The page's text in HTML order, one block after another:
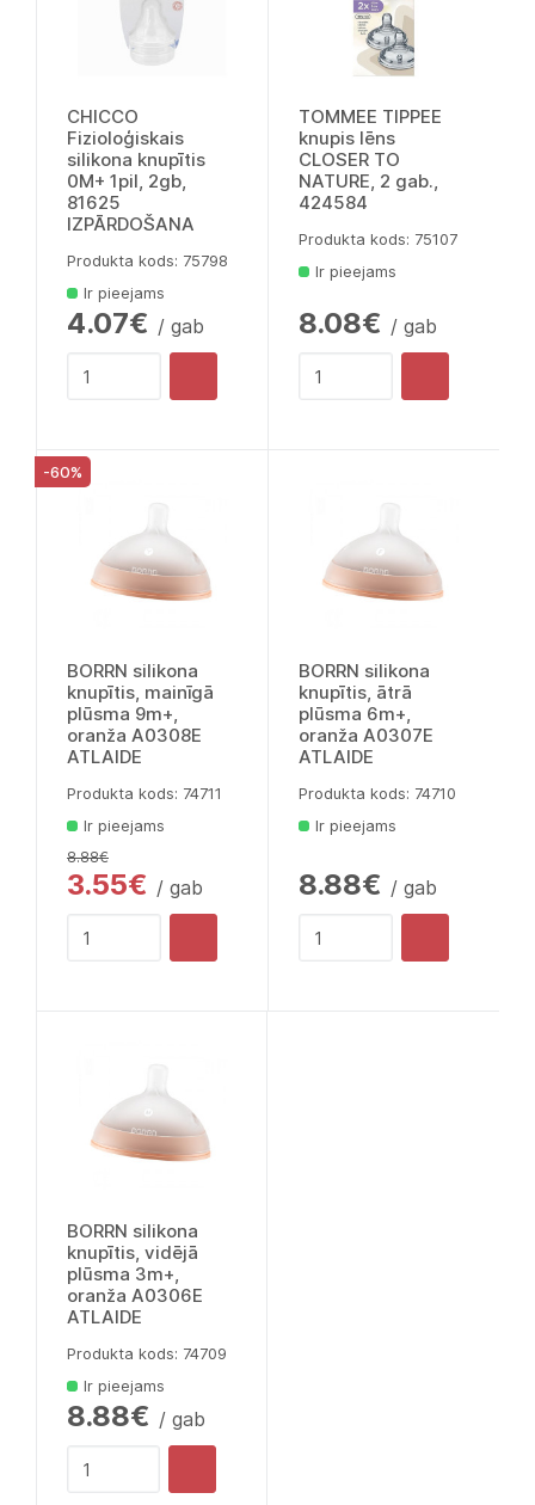
CHICCO
Fizioloģiskais
silikona knupītis
0M+ 1pil, 2gb,
81625
IZPĀRDOŠANA
Produkta kods: 75798
Ir pieejams
4.07€ / gab
TOMMEE TIPPEE
knupis lēns
CLOSER TO
NATURE, 2 gab.,
424584
Produkta kods: 75107
Ir pieejams
8.08€ / gab
-60%
BORRN silikona
knupītis, mainīgā
plūsma 9m+,
oranža A0308E
ATLAIDE
Produkta kods: 74711
Ir pieejams
8.88€
3.55€ / gab
BORRN silikona
knupītis, ātrā
plūsma 6m+,
oranža A0307E
ATLAIDE
Produkta kods: 74710
Ir pieejams
8.88€ / gab
BORRN silikona
knupītis, vidējā
plūsma 3m+,
oranža A0306E
ATLAIDE
Produkta kods: 74709
Ir pieejams
8.88€ / gab